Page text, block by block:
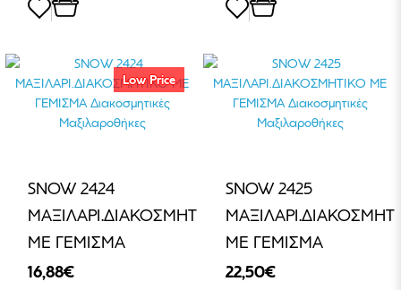
Low Price
SNOW 2424
ΜΑΞΙΛΑΡΙ.ΔΙΑΚΟΣΜΗΤΙΚΟ
ΜΕ ΓΕΜΙΣΜΑ
16,88€
SNOW 2425
ΜΕ ΓΕΜΙΣΜΑ
22,50€